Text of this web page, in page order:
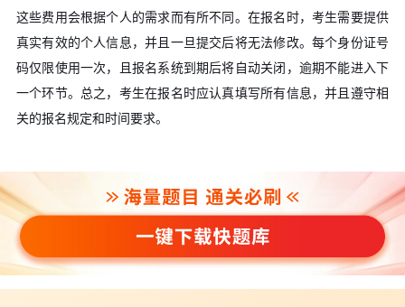
这些费用会根据个人的需求而有所不同。在报名时，考生需要提供
真实有效的个人信息，并且一旦提交后将无法修改。每个身份证号
码仅限使用一次，且报名系统到期后将自动关闭，逾期不能进入下
一个环节。总之，考生在报名时应认真填写所有信息，并且遵守相
关的报名规定和时间要求。